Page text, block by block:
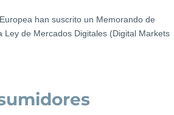
han suscrito un Memorando de
de Mercados Digitales (Digital Markets